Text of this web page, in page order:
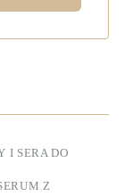
I SERA DO
Z